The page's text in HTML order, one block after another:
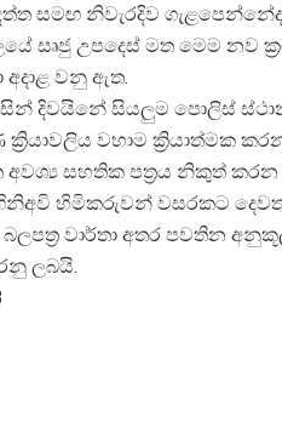
සමඟ නිවැරදිව
සෘජු උපදෙස් මත මෙම නව ක්
අදාළ වනු ඇත.
දිවයිනේ සියලුම පොලිස්
ක්රියාවලිය වහාම ක්රියාත්මක
අවශ් ය සහතික පත්රය නිකුත්
ගිනිඅවි හිමිකරුවන් වසරකට
බලපත් ර වාර්තා අතර පවතින
ලබයි.